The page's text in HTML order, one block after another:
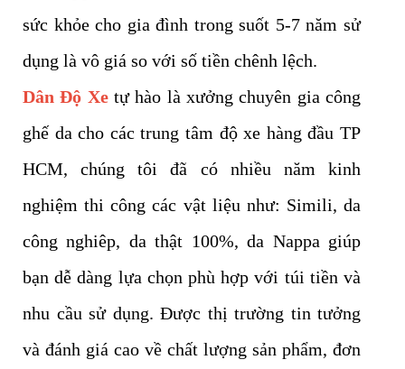
sức khỏe cho gia đình trong suốt 5-7 năm sử
dụng là vô giá so với số tiền chênh lệch.
Dân Độ Xetự hào là xưởng chuyên gia công
ghế da cho các trung tâm độ xe hàng đầu TP
HCM, chúng tôi đã có nhiều năm kinh
nghiệm thi công các vật liệu như: Simili, da
công nghiêp, da thật 100%, da Nappa giúp
bạn dễ dàng lựa chọn phù hợp với túi tiền và
nhu cầu sử dụng. Được thị trường tin tưởng
và đánh giá cao về chất lượng sản phẩm, đơn